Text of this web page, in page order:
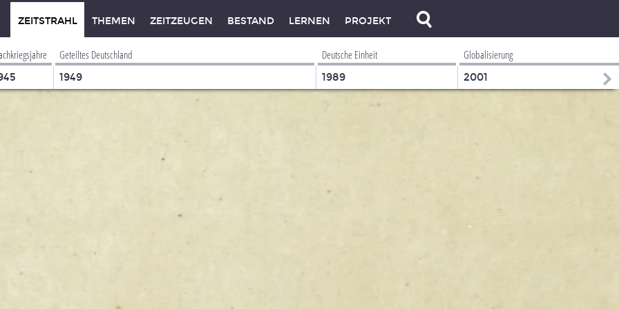
ZEITSTRAHL THEMEN ZEITZEUGEN BESTAND LERNEN PROJEKT
Geteiltes Deutschland
1949
Deutsche Einheit
1989
Globalisierung
2001